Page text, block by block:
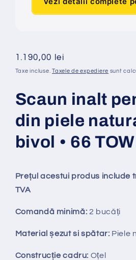
Preț
obișnuit
1.190,00 lei
Taxe incluse.Taxele de expediere sunt
Scaun inalt
din piele
bivol • 66
Prețul acestui produs include
TVA
Comandă minimă: 2 bucăți
Material șezut si spătar: Piele
Construcție cadru: Oțel